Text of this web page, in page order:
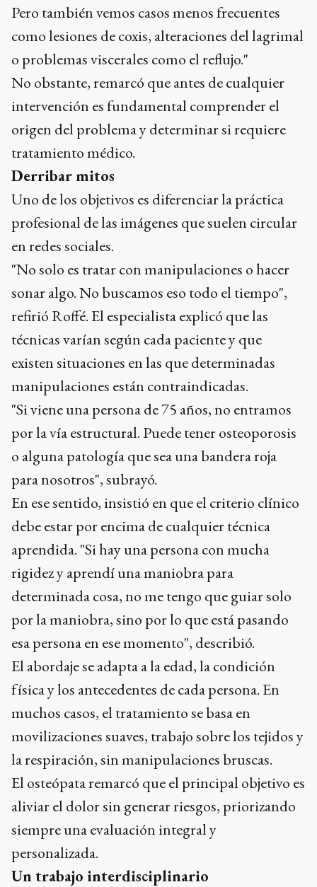
Pero también vemos casos menos frecuentes
como lesiones de coxis, alteraciones del lagrimal
o problemas viscerales como el reflujo."
No obstante, remarcó que antes de cualquier
intervención es fundamental comprender el
origen del problema y determinar si requiere
tratamiento médico.
Derribar mitos
Uno de los objetivos es diferenciar la práctica
profesional de las imágenes que suelen circular
en redes sociales.
"No solo es tratar con manipulaciones o hacer
sonar algo. No buscamos eso todo el tiempo",
refirió Roffé. El especialista explicó que las
técnicas varían según cada paciente y que
existen situaciones en las que determinadas
manipulaciones están contraindicadas.
"Si viene una persona de 75 años, no entramos
por la vía estructural. Puede tener osteoporosis
o alguna patología que sea una bandera roja
para nosotros", subrayó.
En ese sentido, insistió en que el criterio clínico
debe estar por encima de cualquier técnica
aprendida. "Si hay una persona con mucha
rigidez y aprendí una maniobra para
determinada cosa, no me tengo que guiar solo
por la maniobra, sino por lo que está pasando
esa persona en ese momento", describió.
El abordaje se adapta a la edad, la condición
física y los antecedentes de cada persona. En
muchos casos, el tratamiento se basa en
movilizaciones suaves, trabajo sobre los tejidos y
la respiración, sin manipulaciones bruscas.
El osteópata remarcó que el principal objetivo es
aliviar el dolor sin generar riesgos, priorizando
siempre una evaluación integral y
personalizada.
Un trabajo interdisciplinario